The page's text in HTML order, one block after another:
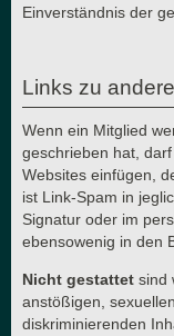
Einverständnis der
Links zu
Wenn ein Mitglied
geschrieben hat,
Websites einfügen,
ist Link-Spam in
Signatur oder im
ebensowenig in den
Nicht gestattet sind
anstößigen,
diskriminierenden